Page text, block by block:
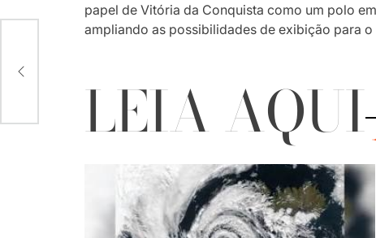
papel de Vitória da Conquista como um polo
ampliando as possibilidades de exibição para
LEIA AQUI